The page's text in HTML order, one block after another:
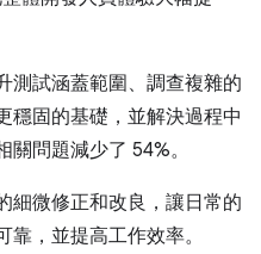
測試涵蓋範圍、調查複雜的
穩固的基礎，並解決過程中
問題減少了 54%。
細微修正和改良，讓日常的
，並提高工作效率。